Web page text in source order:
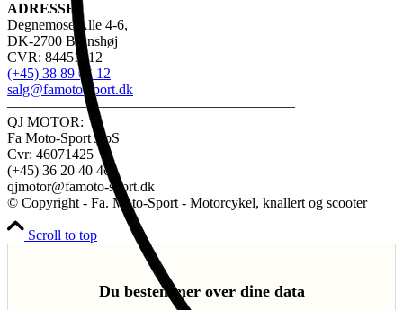
ADRESSE:
Degnemose Alle 4-6,
DK-2700 Brønshøj
CVR: 84451312
(+45) 38 89 03 12
salg@famoto-sport.dk
————————————————————
QJ MOTOR:
Fa Moto-Sport ApS
Cvr: 46071425
(+45) 36 20 40 46
qjmotor@famoto-sport.dk
© Copyright - Fa. Moto-Sport - Motorcykel, knallert og scooter
Scroll to top
Du bestemmer over dine data